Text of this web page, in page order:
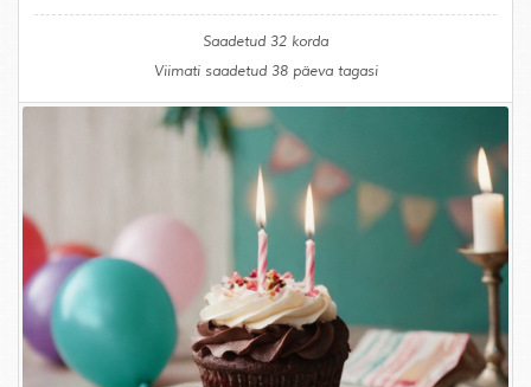
Saadetud 32 korda
Viimati saadetud 38 päeva tagasi